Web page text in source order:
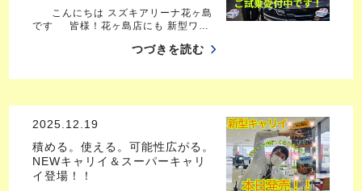
こんにちは スズキアリーナ花ヶ島
です 皆様！花ヶ島店にも 新型ワ…
つづきを読む
2025.12.19
積める。使える。可能性広がる。
NEWキャリイ＆スーパーキャリ
イ登場！！